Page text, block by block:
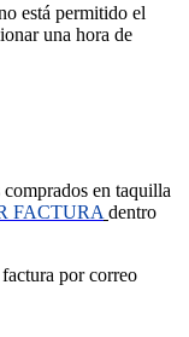
está permitido el
una hora de
en taquilla
FACTURA dentro
por correo